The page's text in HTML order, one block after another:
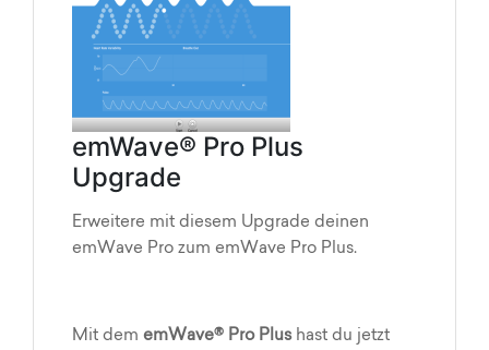
emWave® Pro Plus
Upgrade
Erweitere mit diesem Upgrade deinen
emWave Pro zum emWave Pro Plus.
Mit dem emWave® Pro Plushast du jetzt